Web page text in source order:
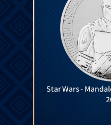
Star Wars -